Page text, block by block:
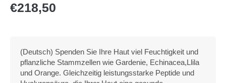
€218,50
(Deutsch) Spenden Sie Ihre Haut viel Feuchtigkeit und
pflanzliche Stammzellen wie Gardenie, Echinacea,Llila
und Orange. Gleichzeitig leistungsstarke Peptide und